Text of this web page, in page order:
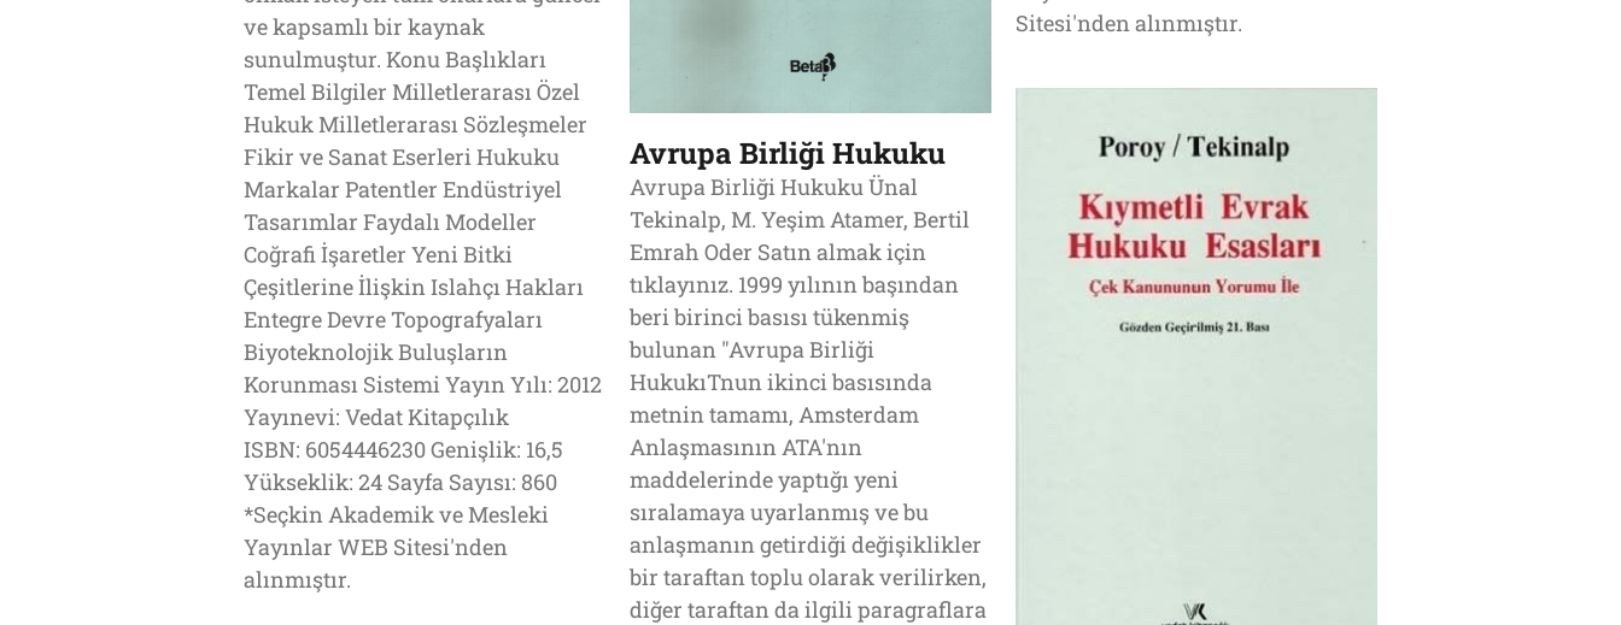
ve kapsamlı bir kaynak
sunulmuştur. Konu Başlıkları
Temel Bilgiler Milletlerarası Özel
Hukuk Milletlerarası Sözleşmeler
Fikir ve Sanat Eserleri Hukuku
Markalar Patentler Endüstriyel
Tasarımlar Faydalı Modeller
Coğrafi İşaretler Yeni Bitki
Çeşitlerine İlişkin Islahçı Hakları
Entegre Devre Topografyaları
Biyoteknolojik Buluşların
Korunması Sistemi Yayın Yılı: 2012
Yayınevi: Vedat Kitapçılık
ISBN: 6054446230 Genişlik: 16,5
Yükseklik: 24 Sayfa Sayısı: 860
*Seçkin Akademik ve Mesleki
Yayınlar WEB Sitesi'nden
alınmıştır.
Sitesi'nden alınmıştır.
Avrupa Birliği Hukuku
Avrupa Birliği Hukuku Ünal
Tekinalp, M. Yeşim Atamer, Bertil
Emrah Oder Satın almak için
tıklayınız. 1999 yılının başından
beri birinci basısı tükenmiş
bulunan "Avrupa Birliği
HukukıTnun ikinci basısında
metnin tamamı, Amsterdam
Anlaşmasının ATA′nın
maddelerinde yaptığı yeni
sıralamaya uyarlanmış ve bu
anlaşmanın getirdiği değişiklikler
bir taraftan toplu olarak verilirken,
diğer taraftan da ilgili paragraflara